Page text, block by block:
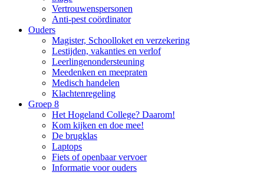
Vertrouwenspersonen
Anti-pest coördinator
Ouders
Magister, Schoolloket en verzekering
Lestijden, vakanties en verlof
Leerlingenondersteuning
Meedenken en meepraten
Medisch handelen
Klachtenregeling
Groep 8
Het Hogeland College? Daarom!
Kom kijken en doe mee!
De brugklas
Laptops
Fiets of openbaar vervoer
Informatie voor ouders